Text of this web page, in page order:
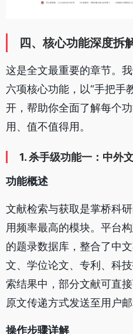
四、核心功能深度拆
这是全文最重要的章节。
六项核心功能，以“手把手
开，帮助你全面了解每个
用、值不值得用。
1. 杀手级功能一：中外
功能概述
文献检索与获取是掌桥科
用频率最高的模块。平台
的题录数据库，整合了中
文、学位论文、专利、科
索结果中，部分文献可直
原文传递方式发送至用户邮
操作步骤详解